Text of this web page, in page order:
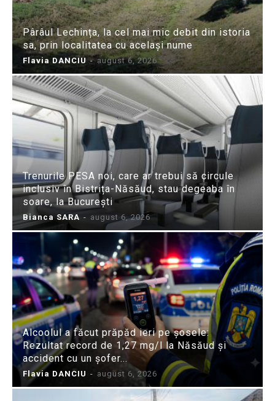
Pârâul Lechința, la cel mai mic debit din istoria
sa, prin localitatea cu același nume
Flavia DANCIU - august 6, 2026
Trenurile PESA noi, care ar trebui să circule
inclusiv în Bistrița-Năsăud, stau degeaba în
soare, la București
Bianca SARA - august 6, 2026
Alcoolul a făcut prăpăd ieri pe șosele:
Rezultat record de 1,27 mg/l la Năsăud și
accident cu un șofer...
Flavia DANCIU - august 6, 2026